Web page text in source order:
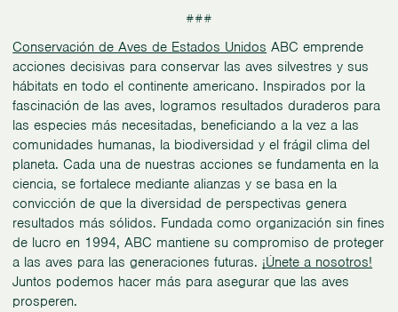
###
Conservación de Aves de Estados Unidos ABC emprende
acciones decisivas para conservar las aves silvestres y sus
hábitats en todo el continente americano. Inspirados por la
fascinación de las aves, logramos resultados duraderos para
las especies más necesitadas, beneficiando a la vez a las
comunidades humanas, la biodiversidad y el frágil clima del
planeta. Cada una de nuestras acciones se fundamenta en la
ciencia, se fortalece mediante alianzas y se basa en la
convicción de que la diversidad de perspectivas genera
resultados más sólidos. Fundada como organización sin fines
de lucro en 1994, ABC mantiene su compromiso de proteger
a las aves para las generaciones futuras. ¡Únete a nosotros!
Juntos podemos hacer más para asegurar que las aves
prosperen.